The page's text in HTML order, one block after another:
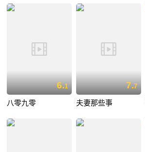
6.1
八零九零
7.7
夫妻那些事